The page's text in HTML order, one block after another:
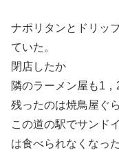
ナポリタンとドリッ
ていた。
閉店したか
隣のラーメン屋も1
残ったのは焼鳥屋ぐ
この道の駅でサンド
は食べられなくなった